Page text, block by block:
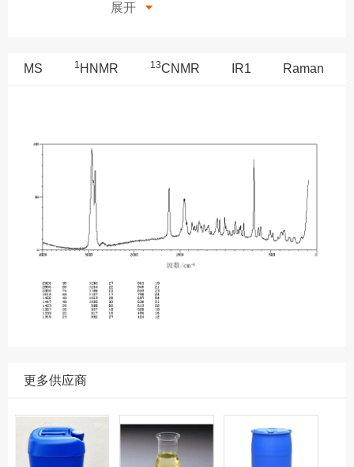
展开
MS 1 HNMR 13CNMR IR1 Raman
更多供应商